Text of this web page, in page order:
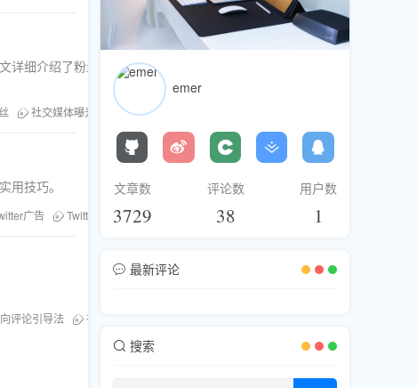
细介绍了粉丝库的使用方法和实际案
社交媒体曝光 TikTok推广
用技巧。
广告 Twitter互动
评论引导法 社交媒体曝光
emer
文章数
3729
评论数
38
用户数
1
最新评论
搜索